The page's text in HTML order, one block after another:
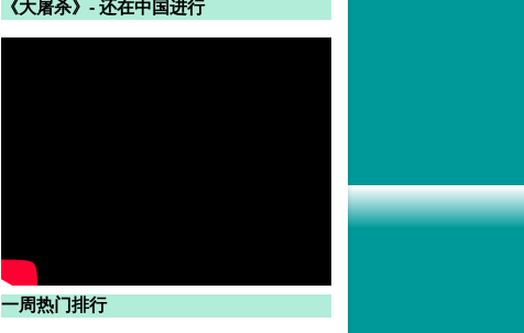
《大屠杀》- 还在中国进行
一周热门排行